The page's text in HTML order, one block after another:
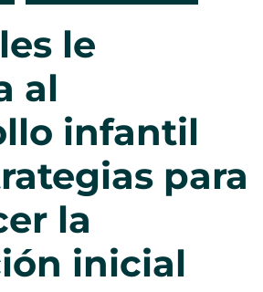
le
al
infantil
para
la
inicial